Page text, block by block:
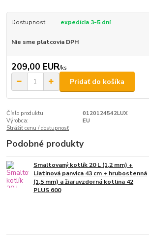
Dostupnosť expedícia 3-5 dní
Nie sme platcovia DPH
209,00 EUR/ks
Pridať do košíka
Číslo produktu:
0120124542LUX
Výrobca:
EU
Strážiť cenu / dostupnosť
Podobné produkty
Smaltovaný kotlík 20 L (1,2 mm) +
Liatinová panvica 43 cm + hrubostenná
(1,5 mm) a žiaruvzdorná kotlina 42
PLUS 600